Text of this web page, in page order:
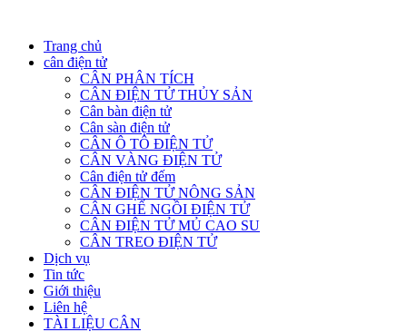
Trang chủ
cân điện tử
CÂN PHÂN TÍCH
CÂN ĐIỆN TỬ THỦY SẢN
Cân bàn điện tử
Cân sàn điện tử
CÂN Ô TÔ ĐIỆN TỬ
CÂN VÀNG ĐIỆN TỬ
Cân điện tử đếm
CÂN ĐIỆN TỬ NÔNG SẢN
CÂN GHẾ NGỒI ĐIỆN TỬ
CÂN ĐIỆN TỬ MỦ CAO SU
CÂN TREO ĐIỆN TỬ
Dịch vụ
Tin tức
Giới thiệu
Liên hệ
TÀI LIỆU CÂN